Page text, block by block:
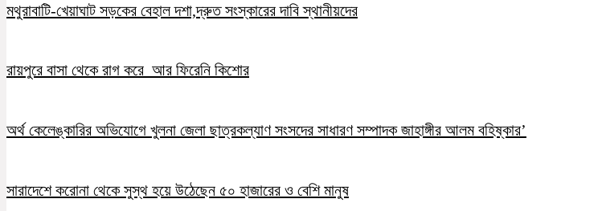
মথুরাবাটি-খেয়াঘাট সড়কের বেহাল দশা,দ্রুত সংস্কারের দাবি স্থানীয়দের
রায়পুরে বাসা থেকে রাগ করে আর ফিরেনি কিশোর
অর্থ কেলেঙ্কারির অভিযোগে খুলনা জেলা ছাত্রকল্যাণ সংসদের সাধারণ সম্পাদক জাহাঙ্গীর আলম বহিষ্কার’
সারাদেশে করোনা থেকে সুস্থ হয়ে উঠেছেন ৫০ হাজারের ও বেশি মানুষ